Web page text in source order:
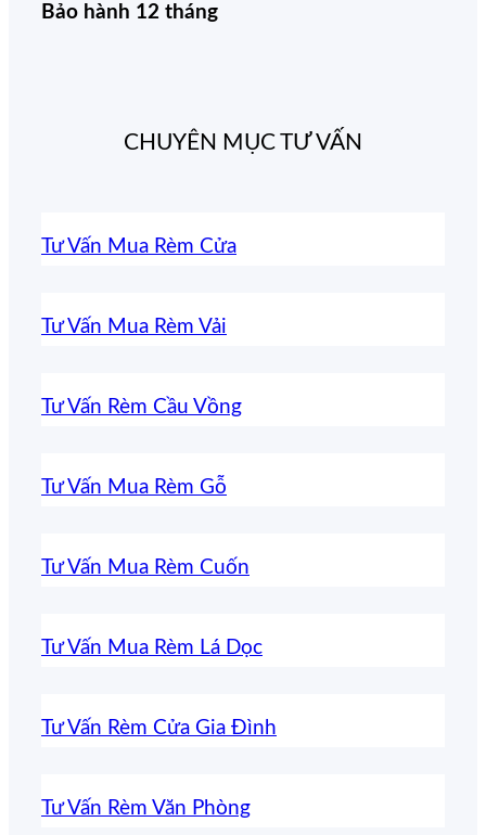
Bảo hành 12 tháng
CHUYÊN MỤC TƯ VẤN
Tư Vấn Mua Rèm Cửa
Tư Vấn Mua Rèm Vải
Tư Vấn Rèm Cầu Vồng
Tư Vấn Mua Rèm Gỗ
Tư Vấn Mua Rèm Cuốn
Tư Vấn Mua Rèm Lá Dọc
Tư Vấn Rèm Cửa Gia Đình
Tư Vấn Rèm Văn Phòng